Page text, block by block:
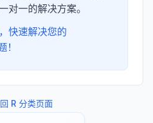
对一的解决方案。
，快速解决您的
！
R 分类页面